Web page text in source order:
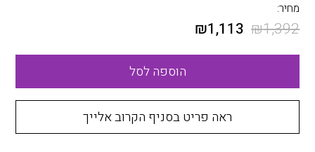
מחיר:
₪1,392
₪1,113
הוספה לסל
ראה פריט בסניף הקרוב אלייך